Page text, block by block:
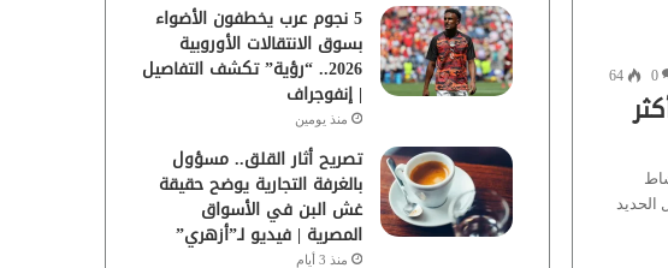
0
64
الحديد
5 نجوم عرب يخطفون الأضواء
بسوق الانتقالات الأوروبية
2026.. “رؤية” تكشف التفاصيل
| إنفوجراف
منذ يومين
تصريح أثار القلق.. مسؤول
بالغرفة التجارية يوضح حقيقة
غش البن في الأسواق
المصرية | فيديو لـ”أزهري”
منذ 3 أيام